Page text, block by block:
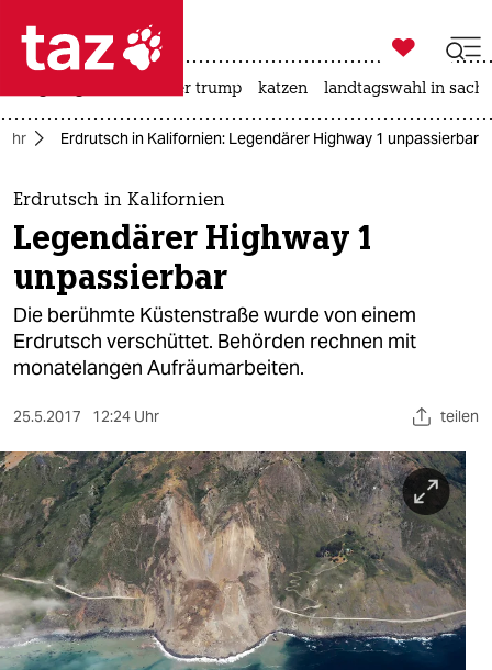
 taz zahl ich
taz zahl ich
themen
politik
öko
gesellschaft
sport
berlin
nord
wahrheit
verlag

taz zahl ich
usa unter trump katzen landtagswahl in
Erdrutsch in Kalifornien: Legendärer Highway 1 unpassierbar
Erdrutsch in Kalifornien
Legendärer Highway 1
unpassierbar
Die berühmte Küstenstraße wurde von einem
Erdrutsch verschüttet. Behörden rechnen mit
monatelangen Aufräumarbeiten.
25.5.2017 12:24 Uhr teilen